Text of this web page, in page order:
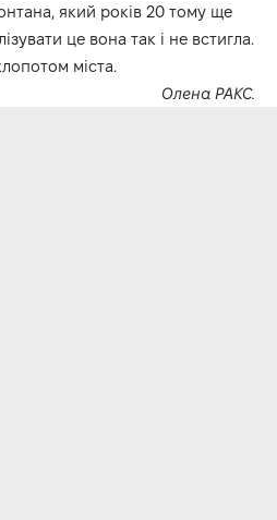
який років 20 тому ще
це вона так і не встигла.
міста.
Олена РАКС.